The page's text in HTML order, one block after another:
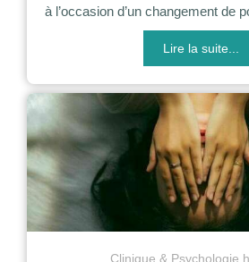
à l’occasion d’un changement de
Lire la suite...
Clinique & Psychologie